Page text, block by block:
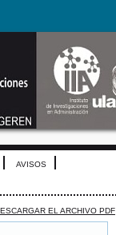
AVISOS
EL ARCHIVO PDF